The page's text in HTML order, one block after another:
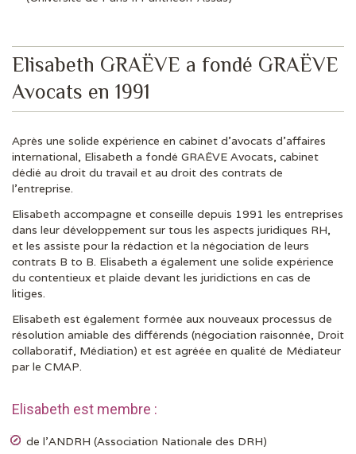
Elisabeth GRAËVE a fondé GRAËVE
Avocats en 1991
Après une solide expérience en cabinet d’avocats d’affaires
international, Elisabeth a fondé GRAËVE Avocats, cabinet
dédié au droit du travail et au droit des contrats de
l’entreprise.
Elisabeth accompagne et conseille depuis 1991 les entreprises
dans leur développement sur tous les aspects juridiques RH,
et les assiste pour la rédaction et la négociation de leurs
contrats B to B. Elisabeth a également une solide expérience
du contentieux et plaide devant les juridictions en cas de
litiges.
Elisabeth est également formée aux nouveaux processus de
résolution amiable des différends (négociation raisonnée, Droit
collaboratif, Médiation) et est agréée en qualité de Médiateur
par le CMAP.
Elisabeth est membre :
de l’ANDRH (Association Nationale des DRH)